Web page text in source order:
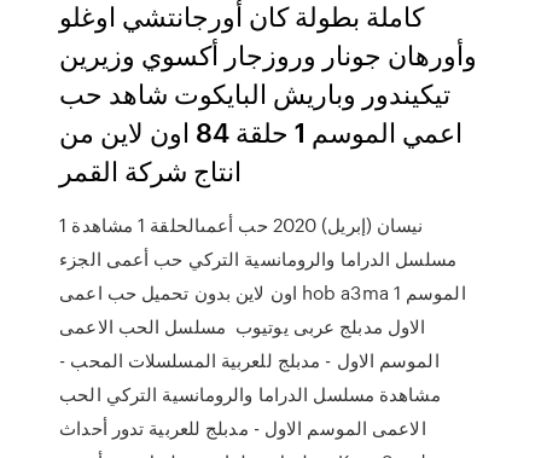
كاملة بطولة كان أورجانتشي اوغلو
وأورهان جونار وروزجار أكسوي وزيرين
تيكيندور وباريش البايكوت شاهد حب
اعمي الموسم 1 حلقة 84 اون لاين من
انتاج شركة القمر
1 نيسان (إبريل) 2020 حب أعمىالحلقة 1 مشاهدة
مسلسل الدراما والرومانسية التركي حب أعمى الجزء
اون لاين بدون تحميل حب اعمى hob a3ma 1 الموسم
الاول مدبلج عربى يوتيوب مسلسل الحب الاعمى
الموسم الاول - مدبلج للعربية المسلسلات المحب -
مشاهدة مسلسل الدراما والرومانسية التركي الحب
الاعمى الموسم الاول - مدبلج للعربية تدور أحداث